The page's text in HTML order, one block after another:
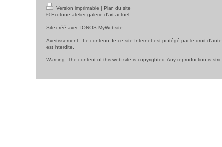
Version imprimable | Plan du site
© Ecotone atelier galerie d'art actuel
Site créé avec IONOS MyWebsite
Avertissement : Le contenu de ce site Internet est protégé par le droit
est interdite.
Warning: The content of this web site is copyrighted. Any reproduction is